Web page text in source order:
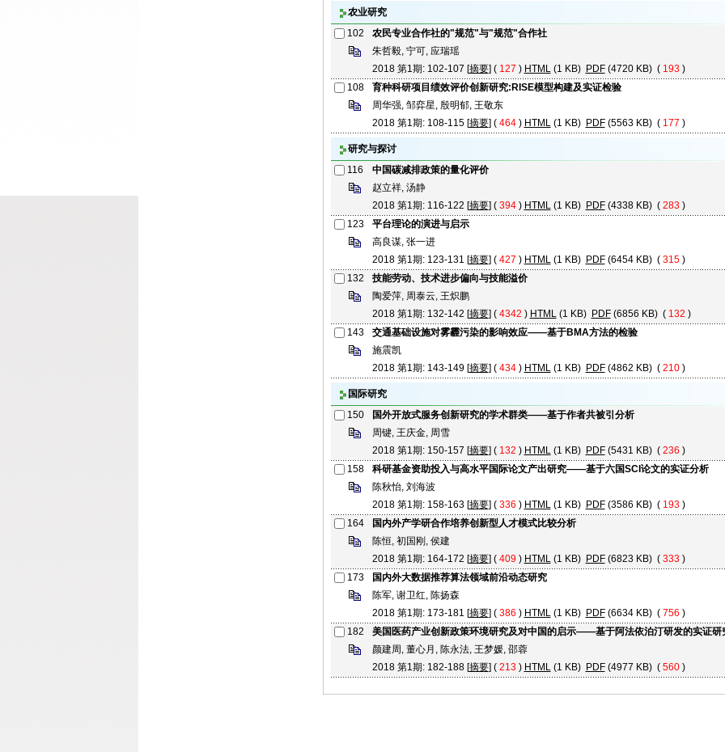
农业研究
102
农民专业合作社的"规范"与"规范"合作社
朱哲毅, 宁可, 应瑞瑶
2018 第1期: 102-107 [摘要] (127 ) HTML(1 KB) PDF(4720 KB) ( 193 )
108
育种科研项目绩效评价创新研究:RISE模型构建及实证检验
周华强, 邹弈星, 殷明郁, 王敬东
2018 第1期: 108-115 [摘要] (464) HTML(1 KB) PDF(5563 KB) ( 177 )
研究与探讨
116
中国碳减排政策的量化评价
赵立祥, 汤静
2018 第1期: 116-122 [摘要] (394) HTML(1 KB) PDF(4338 KB) ( 283 )
123
平台理论的演进与启示
高良谋, 张一进
2018 第1期: 123-131 [摘要] (427 ) HTML(1 KB) PDF(6454 KB) ( 315 )
132
技能劳动、技术进步偏向与技能溢价
陶爱萍, 周泰云, 王炽鹏
2018 第1期: 132-142 [摘要] (4342 ) HTML(1 KB) PDF(6856 KB) ( 132 )
143
交通基础设施对雾霾污染的影响效应——基于BMA方法的检验
施震凯
2018 第1期: 143-149 [摘要] (434) HTML(1 KB) PDF(4862 KB) ( 210 )
国际研究
150
国外开放式服务创新研究的学术群类——基于作者共被引分析
周键, 王庆金, 周雪
2018 第1期: 150-157 [摘要] (132 ) HTML(1 KB) PDF(5431 KB) ( 236 )
158
科研基金资助投入与高水平国际论文产出研究——基于六国SCI论文的实证分析
陈秋怡, 刘海波
2018 第1期: 158-163 [摘要] (336 ) HTML(1 KB) PDF(3586 KB) ( 193 )
164
国内外产学研合作培养创新型人才模式比较分析
陈恒, 初国刚, 侯建
2018 第1期: 164-172 [摘要] (409 ) HTML(1 KB) PDF(6823 KB) ( 333 )
173
国内外大数据推荐算法领域前沿动态研究
陈军, 谢卫红, 陈扬森
2018 第1期: 173-181 [摘要] (386 ) HTML(1 KB) PDF(6634 KB) ( 756 )
182
美国医药产业创新政策环境研究及对中国的启示——基于阿法依泊汀研发的实证研
颜建周, 董心月, 陈永法, 王梦媛, 邵蓉
2018 第1期: 182-188 [摘要] (213 ) HTML(1 KB) PDF(4977 KB) ( 560 )